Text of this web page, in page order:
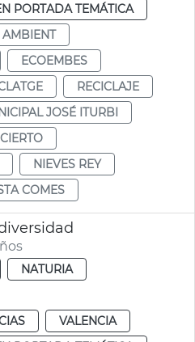
PORTADA TEMÁTICA
ECOEMBES
RECICLAJE
JOSÉ ITURBI
NIEVES REY
COMES
NATURIA
VALENCIA